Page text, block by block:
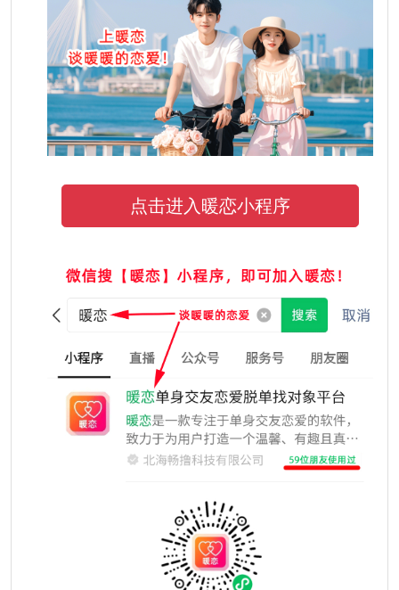
点击进入暖恋小程序